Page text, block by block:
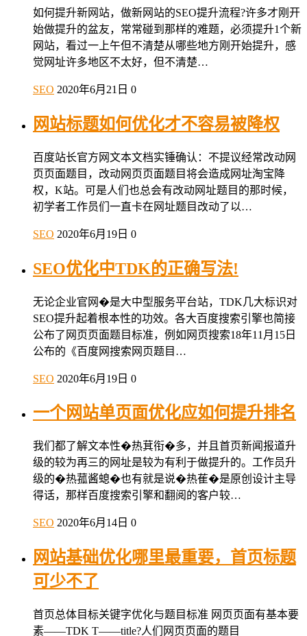
如何提升新网站，做新网站的SEO提升流程?许多才刚开
始做提升的盆友，常常碰到那样的难题，必须提升1个新
网站，看过一上午但不清楚从哪些地方刚开始提升，感
觉网址许多地区不太好，但不清楚…
SEO 2020年6月21日 0
网站标题如何优化才不容易被降权
百度站长官方网文本文档实锤确认：不提议经常改动网
页页面题目，改动网页页面题目将会造成网址淘宝降
权，K站。可是人们也总会有改动网址题目的那时候，
初学者工作员们一直卡在网址题目改动了以…
SEO 2020年6月19日 0
SEO优化中TDK的正确写法!
无论企业官网�是大中型服务平台站，TDK几大标识对
SEO提升起着根本性的功效。各大百度搜索引擎也简接
公布了网页页面题目标准，例如网页搜索18年11月15日
公布的《百度网搜索网页题目…
SEO 2020年6月19日 0
一个网站单页面优化应如何提升排名
我们都了解文本性�热萁衔�多，并且首页新闻报道升
级的较为再三的网址是较为有利于做提升的。工作员升
级的�热菰酱螅�也有就是说�热萑�是原创设计主导
得话，那样百度搜索引擎和翻阅的客户较…
SEO 2020年6月14日 0
网站基础优化哪里最重要，首页标题
可少不了
首页总体目标关键字优化与题目标准 网页页面有基本要
素――TDK T――title?人们网页页面的题目